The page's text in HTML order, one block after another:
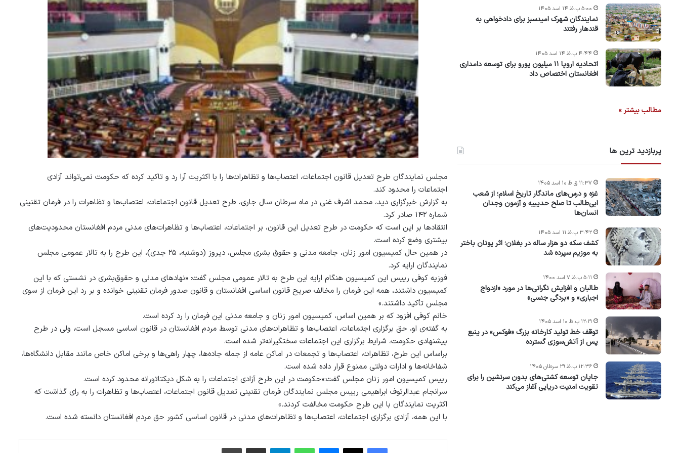
مجلس نمایندگان طرح تعدیل قانون اجتماعات، اعتصاب‏‌ها و تظاهرات‌‏ها را با اکثریت آرا رد و تاکید کرده‏ که حکومت نمی‏‌تواند آزادی
اجتماعات را محدود کند.
به گزارش خبرگزاری دید، محمد اشرف غنی در ماه سرطان سال جاری، طرح تعدیل قانون اجتماعات، اعتصاب‏‌ها و تظاهرات را در فرمان تقنینی
شماره ۱۴۲ صادر کرد.
انتقادها بر این است که حکومت در طرح تعدیل این قانون، بر اجتماعات، اعتصاب‌ها و تظاهرات‌های مدنی مردم افغانستان محدودیت‌های
بیشتری وضع کرده است.
در همین حال کمیسیون امور زنان، جامعه مدنی و حقوق بشری مجلس، دیروز (دوشنبه، ۲۵ جدی)، این طرح را به تالار عمومی مجلس
نمایندگان ارایه کرد.
فوزیه کوفی رییس این کمیسیون هنگام ارایه این طرح به تالار عمومی مجلس گفت: «نهادهای مدنی و حقوق‌بشری در نشستی که با این
کمیسیون داشتند، همه‌ این فرمان را مخالف صریح قانون اساسی افغانستان و قانون صدور فرمان تقنینی خوانده و بر رد این فرمان از سوی
مجلس تأکید داشتند.»
خانم کوفی افزود که بر همین اساس، کمیسیون امور زنان و جامعه مدنی این فرمان را رد کرده است.
به گفته‌ی او، حق برگزاری اجتماعات، اعتصاب‌ها و تظاهرات‌های مدنی توسط مردم افغانستان در قانون اساسی مسجل است، ولی در طرح
پیشنهادی حکومت، شرایط برگزاری این اجتماعات سختگیرانه‌تر شده است.
براساس این طرح، تظاهرات، اعتصاب‌ها و تجمعات در اماکن عامه از جمله جاده‌ها، چهار راهی‌ها و برخی اماکن خاص مانند مقابل دانشگاه‌ها،
شفاخانه‌ها و ادارات دولتی ممنوع قرار داده شده است.
رییس کمیسیون امور زنان مجلس گفت:«حکومت در این طرح آزادی اجتماعات را به شکل دیکتاتورانه محدود کرده است.
سرانجام عبدالرئوف ابراهیمی رییس مجلس نمایندگان فرمان تقنینی تعدیل قانون اجتماعات، اعتصاب‌ها و تظاهرات را به رای گذاشت که
اکثریت نمایندگان با این طرح حکومت مخالفت کردند.»
با این همه، آزادی برگزاری اجتماعات، اعتصاب‌ها و تظاهرات‌های مدنی در قانون اساسی کشور حق مردم افغانستان دانسته شده است.
فیس بوک X پیام رسان واتس آپ تلگرام اشتراک گذاری از طریق ایمیل
نمایندگان شهرک امید‌سبز برای دادخواهی به
قندهار رفتند
۵:۰۰ ب.ظ ۱۴ اسد ۱۴۰۵
اتحادیه اروپا ۱۱ میلیون یورو برای توسعه دامداری
افغانستان اختصاص داد
۴:۴۴ ب.ظ ۱۴ اسد ۱۴۰۵
مطالب بیشتر »
پربازدید ترین ها
غزه و درس‌های ماندگار تاریخ اسلام؛ از شعب
ابی‌طالب تا صلح حدیبیه و آزمون وجدان
انسان‌ها
۱۱:۳۷ ق.ظ ۱۰ اسد ۱۴۰۵
کشف سکه دو هزار ساله در بغلان؛ اثر یونان باختر
به موزیم سپرده شد
۳:۴۲ ب.ظ ۱۱ اسد ۱۴۰۵
طالبان و افزایش نگرانی‌ها در مورد «ازدواج
اجباری» و «بردگی جنسی»
۵:۱۱ ب.ظ ۷ اسد ۱۴۰۰
توقف خط تولید کارخانه بزرگ «فوکس» در ینبع
پس از آتش‌سوزی گسترده
۱۲:۱۹ ب.ظ ۱۰ اسد ۱۴۰۵
جاپان توسعه کشتی‌های بدون سرنشین را برای
تقویت امنیت دریایی آغاز می‌کند
۱۲:۳۶ ب.ظ ۲۹ سرطان ۱۴۰۵